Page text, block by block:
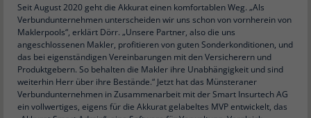
Seit August 2020 geht die Akkurat einen komfortablen Weg. „Als
Verbundunternehmen unterscheiden wir uns schon von vornherein von
Maklerpools“, erklärt Dörr. „Unsere Partner, also die uns
angeschlossenen Makler, profitieren von guten Sonderkonditionen, und
das bei eigenständigen Vereinbarungen mit den Versicherern und
Produktgebern. So behalten die Makler ihre Unabhängigkeit und sind
weiterhin Herr über ihre Bestände.“ Jetzt hat das Münsteraner
Verbundunternehmen in Zusammenarbeit mit der Smart Insurtech AG
ein vollwertiges, eigens für die Akkurat gelabeltes MVP entwickelt, das